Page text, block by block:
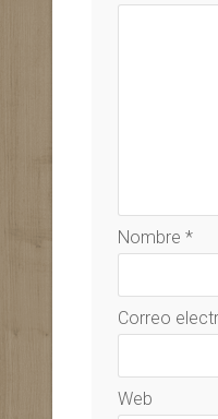
Nombre *
Correo
Web